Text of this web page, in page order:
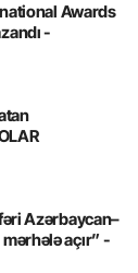
Awards
-
Azərbaycan–
açır” -